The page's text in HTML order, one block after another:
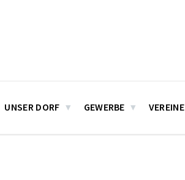
UNSER DORF GEWERBE VEREINE